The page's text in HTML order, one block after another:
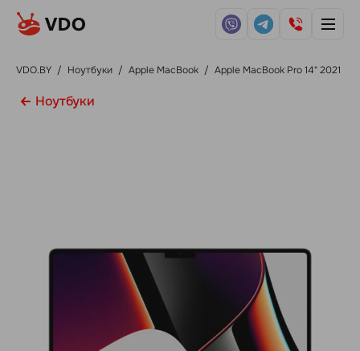
VDO.BY / Ноутбуки / Apple MacBook / Apple MacBook Pro 14" 2021
Ноутбуки